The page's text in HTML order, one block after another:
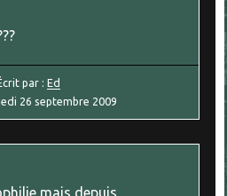
par : Ed
26 septembre 2009
mais depuis